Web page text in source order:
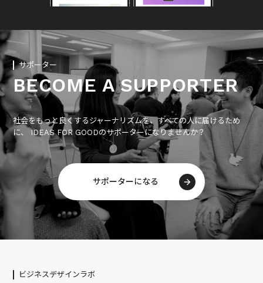
サポーター
BECOME A SUPPORTER
社会をもっと良くするジャーナリズムを、すべての人に届けるため
に、 IDEAS FOR GOODのサポーターになりませんか？
サポーターになる
ビジネスデザインラボ